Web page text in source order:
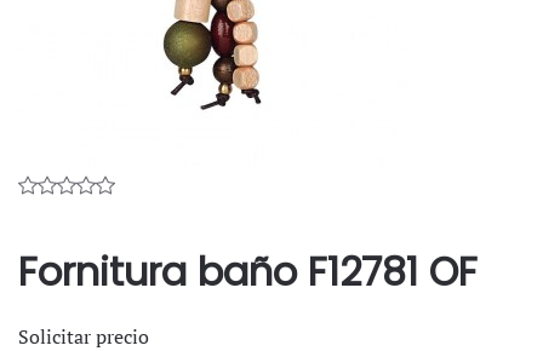
Fornitura baño F12781 OF
Solicitar precio